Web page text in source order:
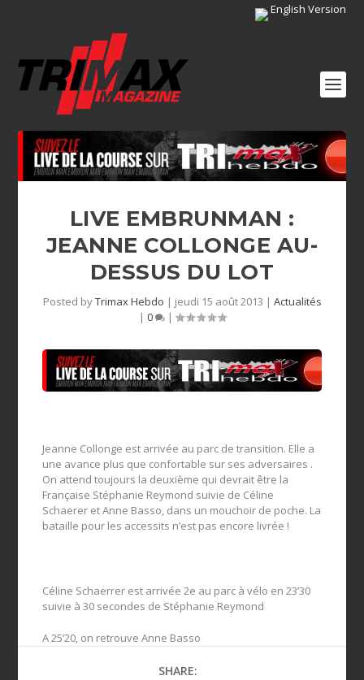
English Version
LIVE EMBRUNMAN :
JEANNE COLLONGE AU-
DESSUS DU LOT
Posted byTrimax Hebdo | jeudi 15 août 2013 | Actualités
| 0 |
Jeanne Collonge est arrivée au parc de transition. Elle a
une avance plus que confortable sur ses adversaires .
On attend toujours la deuxième qui devrait être la
Française Stéphanie Reymond suivie de Céline
Schaerer et Anne Basso, dans un mouchoir de poche. La
bataille pour les accessits n’est pas encore livrée !
Céline Schaerrer est arrivée 2e au parc à vélo en 23’30
suivie à 30 secondes de Stéphanie Reymond
A 25’20, on retrouve Anne Basso
SHARE: